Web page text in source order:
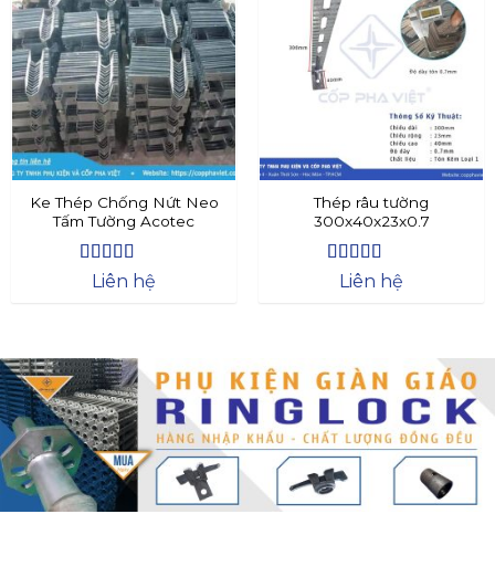
Ke Thép Chống Nứt Neo
Tấm Tường Acotec
Được xếp
Liên hệ
Thép râu tường
300x40x23x0.7
Được xếp
Liên hệ